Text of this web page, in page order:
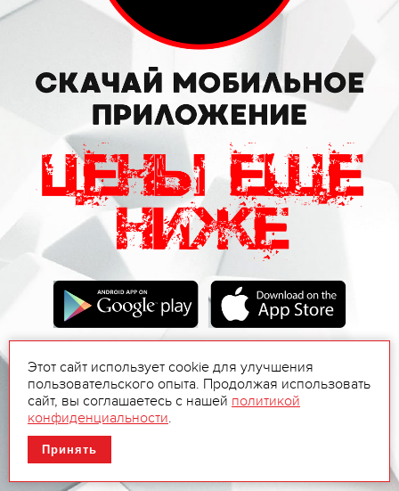
Этот сайт использует cookie для улучшения
пользовательского опыта. Продолжая использовать
сайт, вы соглашаетесь с нашей политикой
конфиденциальности.
Принять